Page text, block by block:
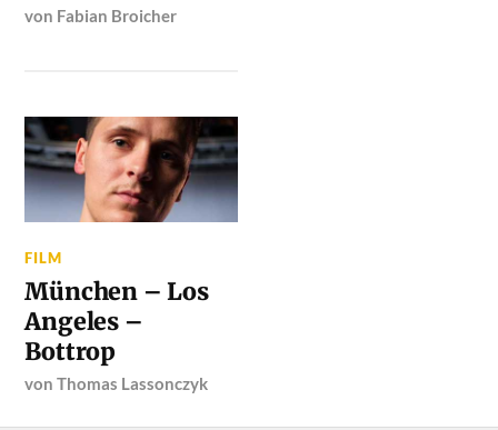
von Fabian Broicher
FILM
München – Los
Angeles –
Bottrop
vonThomas Lassonczyk